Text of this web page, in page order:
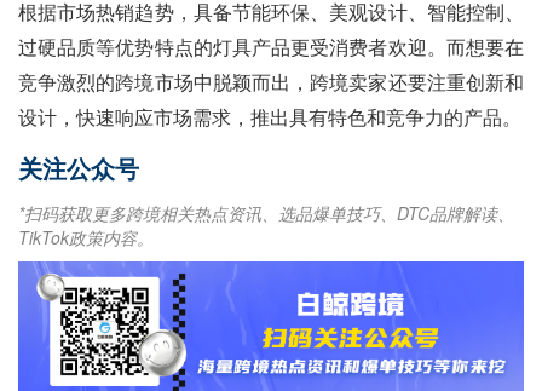
根据市场热销趋势，具备节能环保、美观设计、智能控制、
过硬品质等优势特点的灯具产品更受消费者欢迎。而想要在
竞争激烈的跨境市场中脱颖而出，跨境卖家还要注重创新和
设计，快速响应市场需求，推出具有特色和竞争力的产品。
关注公众号
*扫码获取更多跨境相关热点资讯、选品爆单技巧、DTC品牌解读、
TikTok政策内容。